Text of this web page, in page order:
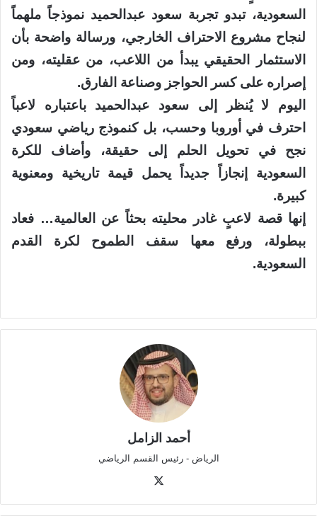
السعودية، تبدو تجربة سعود عبدالحميد نموذجاً ملهماً
لنجاح مشروع الاحتراف الخارجي، ورسالة واضحة بأن
الاستثمار الحقيقي يبدأ من اللاعب، من عقليته، ومن
إصراره على كسر الحواجز وصناعة الفارق.
اليوم لا يُنظر إلى سعود عبدالحميد باعتباره لاعباً
احترف في أوروبا وحسب، بل كنموذج رياضي سعودي
نجح في تحويل الحلم إلى حقيقة، وأضاف للكرة
السعودية إنجازاً جديداً يحمل قيمة تاريخية ومعنوية
كبيرة.
إنها قصة لاعبٍ غادر محليته بحثاً عن العالمية… فعاد
ببطولة، ورفع معها سقف الطموح لكرة القدم
السعودية.
أحمد الزامل
الرياض - رئيس القسم الرياضي